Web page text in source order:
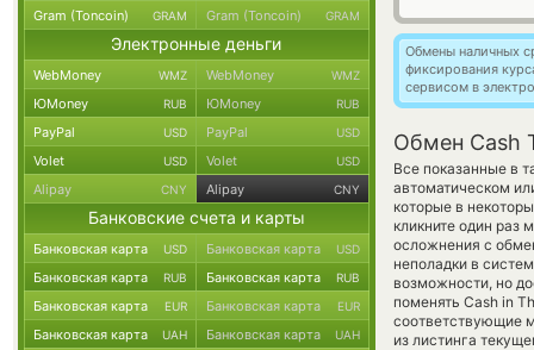
Обмены наличных
фиксирования
сервисом в
Обмен Cash
Все показанные в
автоматическом
которые в
кликните один раз
осложнения с
неполадки в
возможности, но
поменять Cash in
соответствующие
из листинга
Gram (Toncoin) GRAM Gram (Toncoin) GRAM
Электронные деньги
WebMoney WMZ WebMoney WMZ
ЮMoney RUB ЮMoney RUB
PayPal USD PayPal USD
Volet USD Volet USD
Alipay CNY Alipay CNY
Банковские счета и карты
Банковская карта USD Банковская карта USD
Банковская карта RUB Банковская карта RUB
Банковская карта EUR Банковская карта EUR
Банковская карта UAH Банковская карта UAH